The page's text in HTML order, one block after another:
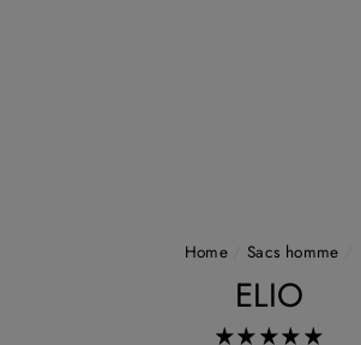
Home Sacs homme
ELIO